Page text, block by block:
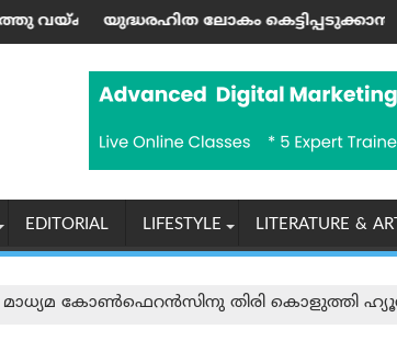
പിള്ള
കെട്ടിപ്പടുക്കാന്‍ ആഹ്വാനം ചെയ്ത യൂണിയൻ
EDITORIAL LIFESTYLE LITERATURE &
മാധ്യമ കോൺഫെറൻസിനു തിരി കൊളുത്തി